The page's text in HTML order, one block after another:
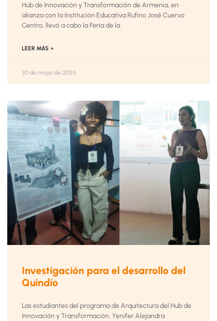
Hub de Innovación y Transformación de Armenia, en
alianza con la Institución Educativa Rufino José Cuervo
Centro, llevó a cabo la Feria de la
LEER MÁS »
30 de mayo de 2025
Investigación para el desarrollo del
Quindío
Las estudiantes del programa de Arquitectura del Hub de
Innovación y Transformación, Yenifer Alejandra